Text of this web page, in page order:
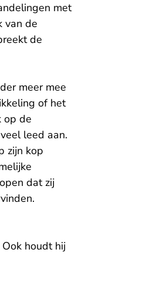
met
van de
de
meer mee
of het
op de
leed aan.
zijn kop
dat zij
houdt hij